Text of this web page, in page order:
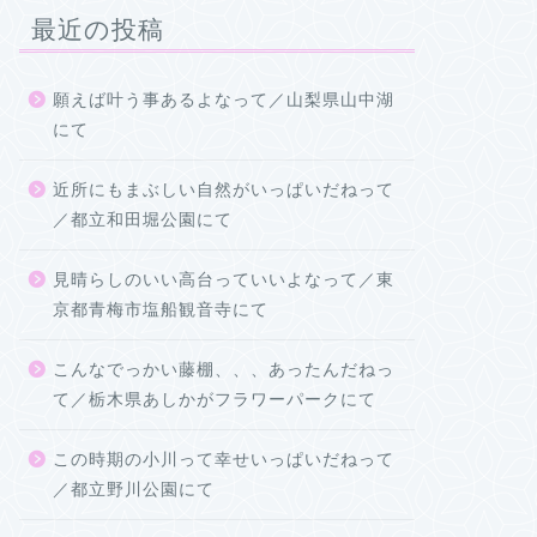
最近の投稿
願えば叶う事あるよなって／山梨県山中湖
にて
近所にもまぶしい自然がいっぱいだねって
／都立和田堀公園にて
見晴らしのいい高台っていいよなって／東
京都青梅市塩船観音寺にて
こんなでっかい藤棚、、、あったんだねっ
て／栃木県あしかがフラワーパークにて
この時期の小川って幸せいっぱいだねって
／都立野川公園にて